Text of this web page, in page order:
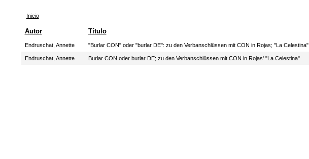
Inicio
Autor Título
Endruschat, Annette "Burlar CON" oder "burlar DE": zu den Verbanschlüssen mit CON in Rojas; "La Celestina"
Endruschat, Annette Burlar CON oder burlar DE; zu den Verbanschlüssen mit CON in Rojas' "La Celestina"